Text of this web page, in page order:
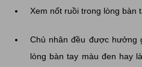
Xem nốt ruồi trong lòng bàn
Chủ nhân đều được hưởng
lòng bàn tay màu đen hay